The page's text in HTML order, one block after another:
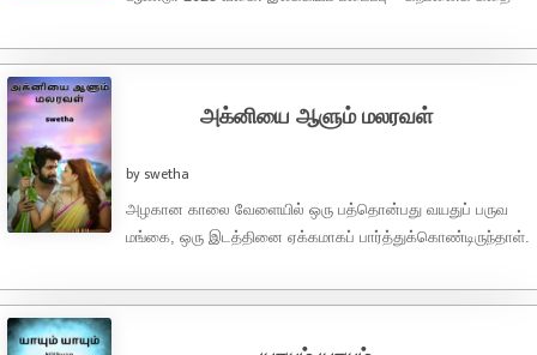
உரிமைகளும் பாதுகாக்கப்பட்டவை. இந்த படைப்பு ...
அக்னியை ஆளும் மலரவள்
by swetha
அழகான காலை வேளையில் ஒரு பத்தொன்பது வயதுப் பருவ
மங்கை, ஒரு இடத்தினை ஏக்கமாகப் பார்த்துக்கொண்டிருந்தாள்.
ஏங்கும் வளர்ந்த ...